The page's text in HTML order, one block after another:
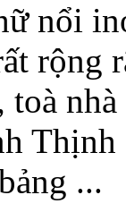
nổi
rộng
toà
...